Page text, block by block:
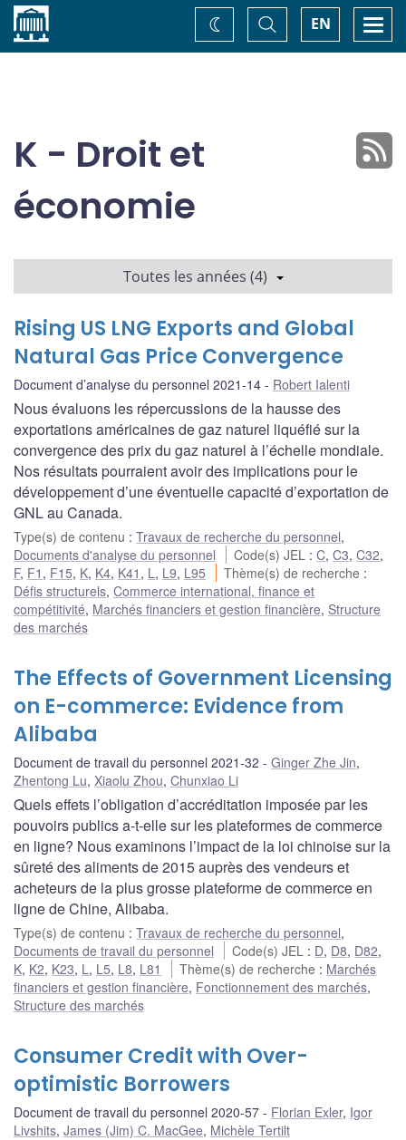
Accueil EN
Basculer
la
recherche
Changez
de
K - Droit et
économie
Toutes les années (4)
Rising US LNG Exports and Global
Natural Gas Price Convergence
Document d’analyse du personnel 2021-14 Robert Ialenti
Nous évaluons les répercussions de la hausse des
exportations américaines de gaz naturel liquéfié sur la
convergence des prix du gaz naturel à l’échelle mondiale.
Nos résultats pourraient avoir des implications pour le
développement d’une éventuelle capacité d’exportation de
GNL au Canada.
Type(s) de contenu : Travaux de recherche du personnel,
Documents d'analyse du personnel
Code(s) JEL :C,C3,C32,
F, F1 , F15, K, K4, K41 , L , L9, L95 Thème(s) de recherche :
Défis structurels, Commerce international, finance et
compétitivité, Marchés financiers et gestion financière, Structure
des marchés
The Effects of Government Licensing
on E-commerce: Evidence from
Alibaba
Document de travail du personnel 2021-32 Ginger Zhe Jin,
Zhentong Lu, Xiaolu Zhou, Chunxiao Li
Quels effets l’obligation d’accréditation imposée par les
pouvoirs publics a-t-elle sur les plateformes de commerce
en ligne? Nous examinons l’impact de la loi chinoise sur la
sûreté des aliments de 2015 auprès des vendeurs et
acheteurs de la plus grosse plateforme de commerce en
ligne de Chine, Alibaba.
Type(s) de contenu : Travaux de recherche du personnel,
Documents de travail du personnel
Code(s) JEL : D, D8, D82,
K, K2, K23, L , L5, L8, L81 Thème(s) de recherche : Marchés
financiers et gestion financière, Fonctionnement des marchés,
Structure des marchés
Consumer Credit with Over-
optimistic Borrowers
Document de travail du personnel 2020-57 Florian Exler, Igor
Livshits, James (Jim) C. MacGee, Michèle Tertilt